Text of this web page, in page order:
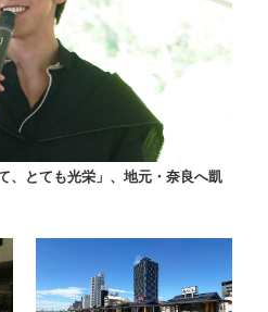
、とても光栄」、地元・奈良へ凱